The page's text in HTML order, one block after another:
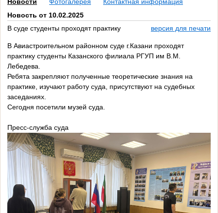
Новости Фотогалерея
Контактная информация
Новость от 10.02.2025
В суде студенты проходят практику
версия для печати
В Авиастроительном районном суде г.Казани проходят
практику студенты Казанского филиала РГУП им В.М.
Лебедева.
Ребята закрепляют полученные теоретические знания на
практике, изучают работу суда, присутствуют на судебных
заседаниях.
Сегодня посетили музей суда.
Пресс-служба суда